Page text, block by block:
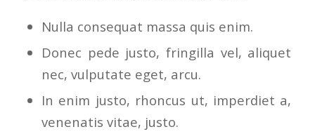
Nulla consequat massa quis enim.
Donec pede justo, fringilla vel, aliquet
nec, vulputate eget, arcu.
In enim justo, rhoncus ut, imperdiet a,
venenatis vitae, justo.